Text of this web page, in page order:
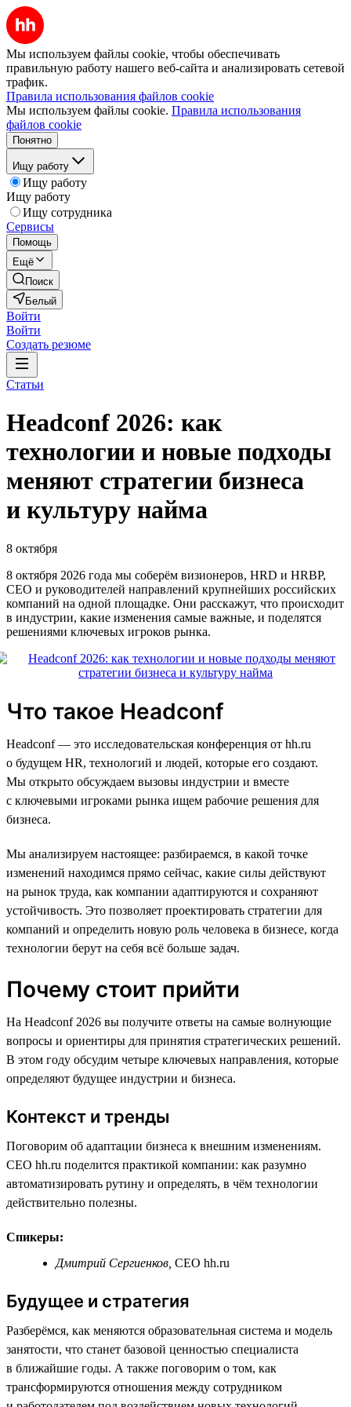
Мы используем файлы cookie, чтобы обеспечивать
правильную работу нашего веб-сайта и анализировать сетевой
трафик.
Правила использования файлов cookie
Мы используем файлы cookie. Правила использования
файлов cookie
Понятно
Ищу работу
Ищу работу
Ищу работу
Ищу сотрудника
Сервисы
Помощь
Ещё
Поиск
Белый
Войти
Войти
Создать резюме
Статьи
Headсonf 2026: как
технологии и новые подходы
меняют стратегии бизнеса
и культуру найма
8 октября
8 октября 2026 года мы соберём визионеров, HRD и HRBP,
СЕО и руководителей направлений крупнейших российских
компаний на одной площадке. Они расскажут, что происходит
в индустрии, какие изменения самые важные, и поделятся
решениями ключевых игроков рынка.
Что такое Headconf
Headconf — это исследовательская конференция от hh.ru
о будущем HR, технологий и людей, которые его создают.
Мы открыто обсуждаем вызовы индустрии и вместе
с ключевыми игроками рынка ищем рабочие решения для
бизнеса.
Мы анализируем настоящее: разбираемся, в какой точке
изменений находимся прямо сейчас, какие силы действуют
на рынок труда, как компании адаптируются и сохраняют
устойчивость. Это позволяет проектировать стратегии для
компаний и определить новую роль человека в бизнесе, когда
технологии берут на себя всё больше задач.
Почему стоит прийти
На Headconf 2026 вы получите ответы на самые волнующие
вопросы и ориентиры для принятия стратегических решений.
В этом году обсудим четыре ключевых направления, которые
определяют будущее индустрии и бизнеса.
Контекст и тренды
Поговорим об адаптации бизнеса к внешним изменениям.
CEO hh.ru поделится практикой компании: как разумно
автоматизировать рутину и определять, в чём технологии
действительно полезны.
Спикеры:
Дмитрий Сергиенков, СЕО hh.ru
Будущее и стратегия
Разберёмся, как меняются образовательная система и модель
занятости, что станет базовой ценностью специалиста
в ближайшие годы. А также поговорим о том, как
трансформируются отношения между сотрудником